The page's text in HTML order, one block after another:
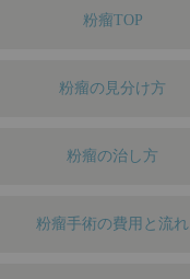
粉瘤TOP
粉瘤の見分け方
粉瘤の治し方
粉瘤手術の費用と流れ